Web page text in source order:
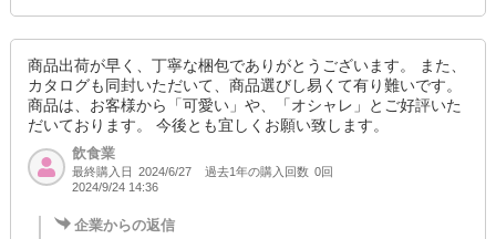
商品出荷が早く、丁寧な梱包でありがとうございます。 また、
カタログも同封いただいて、商品選びし易くて有り難いです。
商品は、お客様から「可愛い」や、「オシャレ」とご好評いた
だいております。 今後とも宜しくお願い致します。
飲食業
最終購入日 2024/6/27 過去1年の購入回数 0回
2024/9/24 14:36
企業からの返信